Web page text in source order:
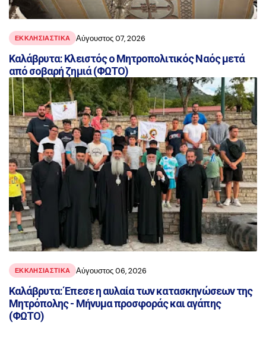
ΕΚΚΛΗΣΙΑΣΤΙΚΑ Αύγουστος 07, 2026
Καλάβρυτα: Κλειστός ο Μητροπολιτικός Ναός μετά
από σοβαρή ζημιά (ΦΩΤΟ)
ΕΚΚΛΗΣΙΑΣΤΙΚΑ Αύγουστος 06, 2026
Καλάβρυτα: Έπεσε η αυλαία των κατασκηνώσεων της
Μητρόπολης - Μήνυμα προσφοράς και αγάπης
(ΦΩΤΟ)